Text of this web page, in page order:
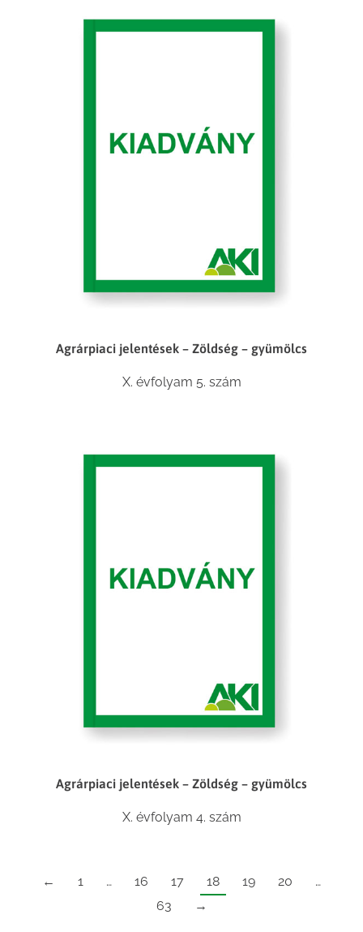
Agrárpiaci jelentések – Zöldség – gyümölcs
X. évfolyam 5. szám
Agrárpiaci jelentések – Zöldség – gyümölcs
X. évfolyam 4. szám
← 1 … 16 17 18 19 20
…
63
→